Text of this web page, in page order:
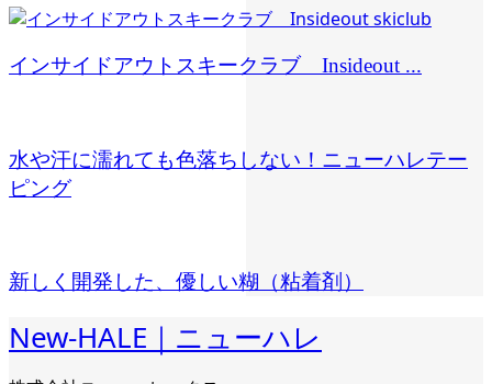
インサイドアウトスキークラブ Insideout ...
水や汗に濡れても色落ちしない！ニューハレテー
ピング
新しく開発した、優しい糊（粘着剤）
New-HALE｜ニューハレ